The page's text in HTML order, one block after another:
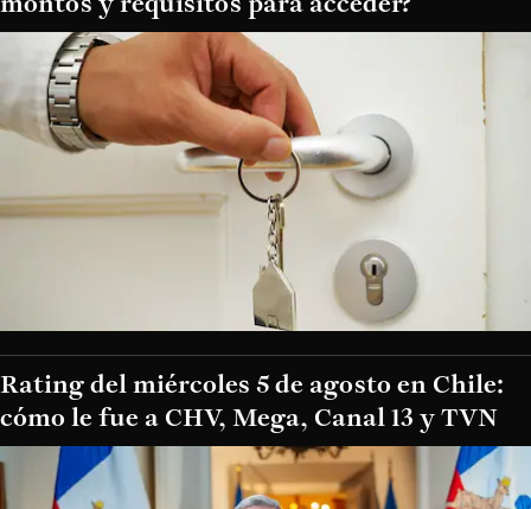
Rating del miércoles 5 de agosto en Chile:
cómo le fue a CHV, Mega, Canal 13 y TVN